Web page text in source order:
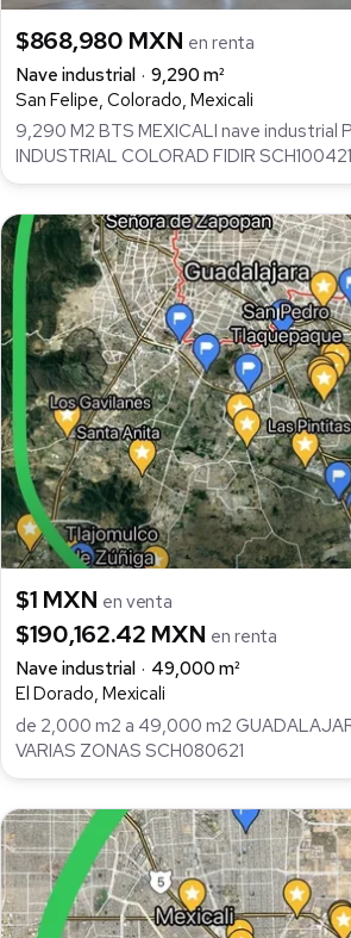
$868,980 MXN en renta
Nave industrial
9,290 m²
San Felipe, Colorado, Mexicali
9,290 M2 BTS MEXICALI nave industrial
INDUSTRIAL COLORAD FIDIR SCH100421
$1 MXN en venta
$190,162.42 MXN en renta
Nave industrial
49,000 m²
El Dorado, Mexicali
de 2,000 m2 a 49,000 m2
VARIAS ZONAS SCH080621